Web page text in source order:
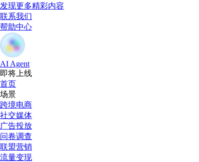
发现更多精彩内容
联系我们
帮助中心
AI Agent
即将上线
首页
场景
跨境电商
社交媒体
广告投放
问卷调查
联盟营销
流量变现